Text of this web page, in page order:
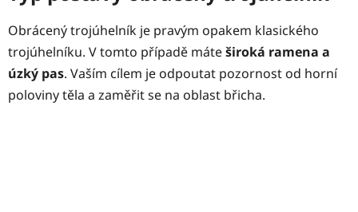
Obrácený trojúhelník je pravým opakem klasického
trojúhelníku. V tomto případě máteširoká ramena a
úzký pas. Vaším cílem je odpoutat pozornost od horní
poloviny těla a zaměřit se na oblast břicha.